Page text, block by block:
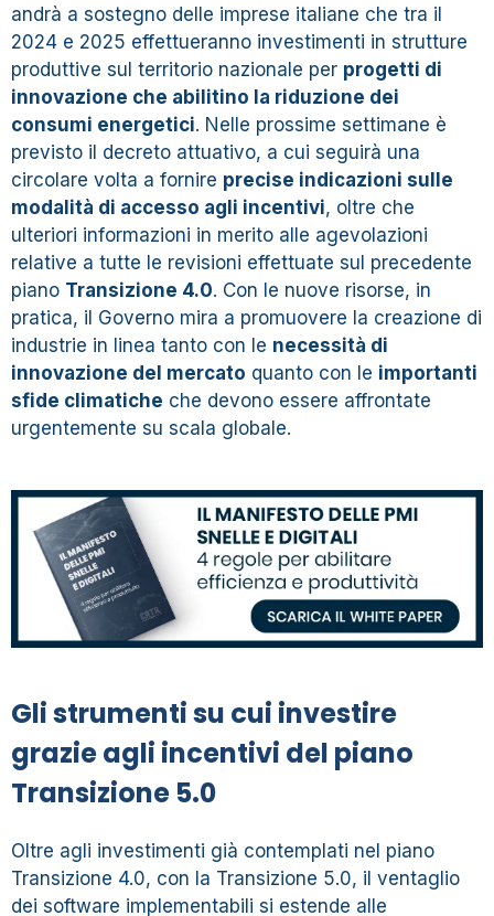
andrà a sostegno delle imprese italiane che tra il
2024 e 2025 effettueranno investimenti in strutture
produttive sul territorio nazionale per progetti di
innovazione che abilitino la riduzione dei
consumi energetici. Nelle prossime settimane è
previsto il decreto attuativo, a cui seguirà una
circolare volta a fornire precise indicazioni sulle
modalità di accesso agli incentivi, oltre che
ulteriori informazioni in merito alle agevolazioni
relative a tutte le revisioni effettuate sul precedente
piano Transizione 4.0. Con le nuove risorse, in
pratica, il Governo mira a promuovere la creazione di
industrie in linea tanto con le necessità di
innovazione del mercato quanto con le importanti
sfide climatiche che devono essere affrontate
urgentemente su scala globale.
Gli strumenti su cui investire
grazie agli incentivi del piano
Transizione 5.0
Oltre agli investimenti già contemplati nel piano
Transizione 4.0, con la Transizione 5.0, il ventaglio
dei software implementabili si estende alle